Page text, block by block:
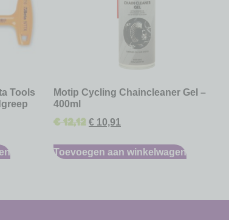
Tools
Motip Cycling Chaincleaner Gel –
400ml
€12,12 € 10,91
Toevoegen aan winkelwagen